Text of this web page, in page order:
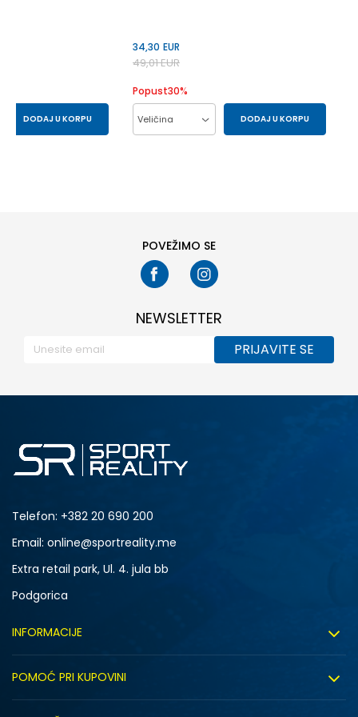
DODAJ U KORPU
34,30 EUR
49,01EUR
Popust30%
Veličina DODAJ U KORPU
POVEŽIMO SE
NEWSLETTER
PRIJAVITE SE
Telefon: +382 20 690 200
Email: online@sportreality.me
Extra retail park, Ul. 4. jula bb
Podgorica
INFORMACIJE
POMOĆ PRI KUPOVINI